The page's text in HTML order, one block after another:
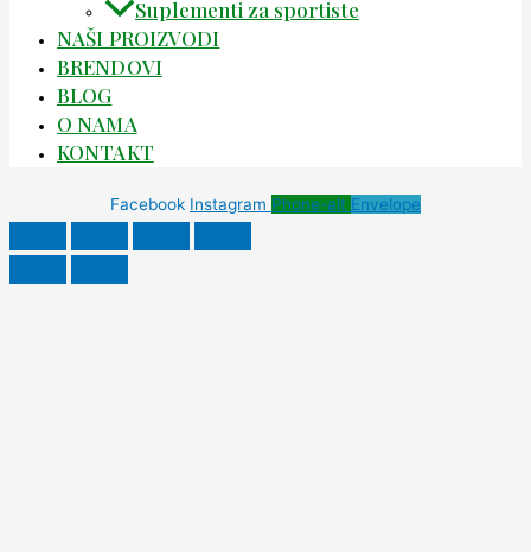
Suplementi za sportiste
NAŠI PROIZVODI
BRENDOVI
BLOG
O NAMA
KONTAKT
Facebook Instagram Phone-alt Envelope